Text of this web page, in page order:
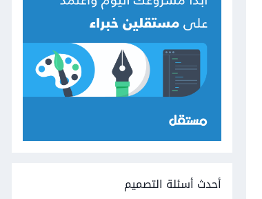
أحدث أسئلة التصميم